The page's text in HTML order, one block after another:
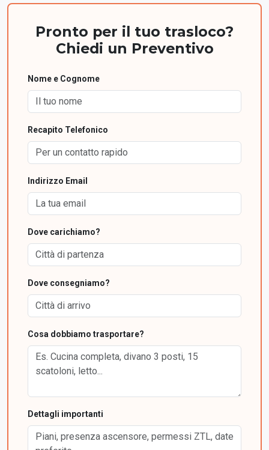
Pronto per il tuo trasloco?
Chiedi un Preventivo
Nome e Cognome
Recapito Telefonico
Indirizzo Email
Dove carichiamo?
Dove consegniamo?
Cosa dobbiamo trasportare?
Dettagli importanti